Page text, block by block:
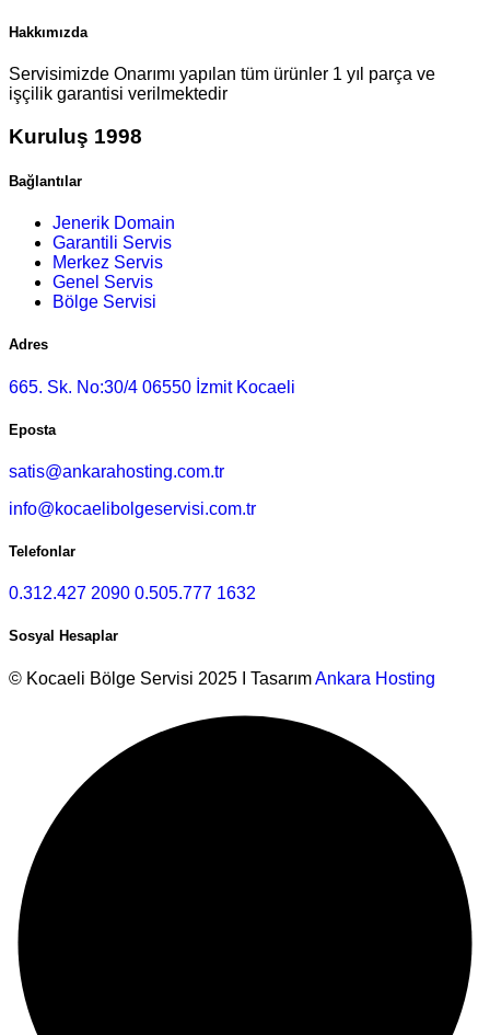
Hakkımızda
Servisimizde Onarımı yapılan tüm ürünler 1 yıl parça ve
işçilik garantisi verilmektedir
Kuruluş 1998
Bağlantılar
Jenerik Domain
Garantili Servis
Merkez Servis
Genel Servis
Bölge Servisi
Adres
665. Sk. No:30/4 06550 İzmit Kocaeli
Eposta
satis@ankarahosting.com.tr
info@kocaelibolgeservisi.com.tr
Telefonlar
0.312.427 2090 0.505.777 1632
Sosyal Hesaplar
© Kocaeli Bölge Servisi 2025 I TasarımAnkara Hosting